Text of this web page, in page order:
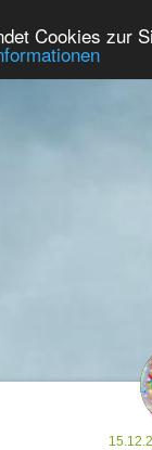
Cookies zur
Premium